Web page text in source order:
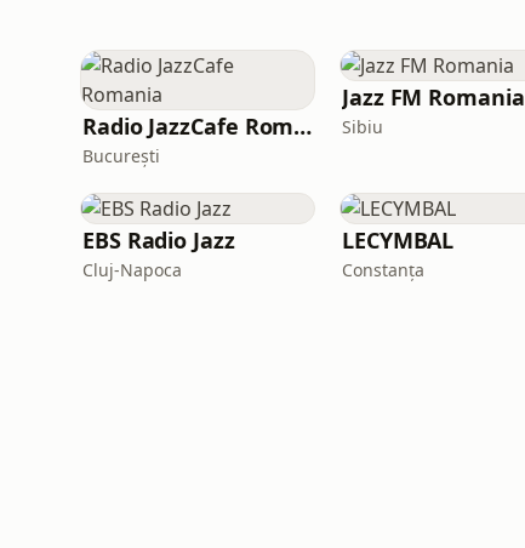
Radio JazzCafe Romania
București
Jazz FM Romania
Sibiu
EBS Radio Jazz
Cluj-Napoca
LECYMBAL
Constanța